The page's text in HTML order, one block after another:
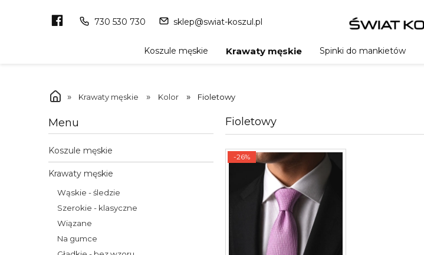
Koszule męskie Krawaty męskie Spinki do mankietów
» Krawaty męskie » Kolor » Fioletowy
Menu
Koszule męskie
Krawaty męskie
Wąskie - śledzie
Szerokie - klasyczne
Wiązane
Na gumce
Fioletowy
-26%
730 530 730 sklep@swiat-koszul.pl